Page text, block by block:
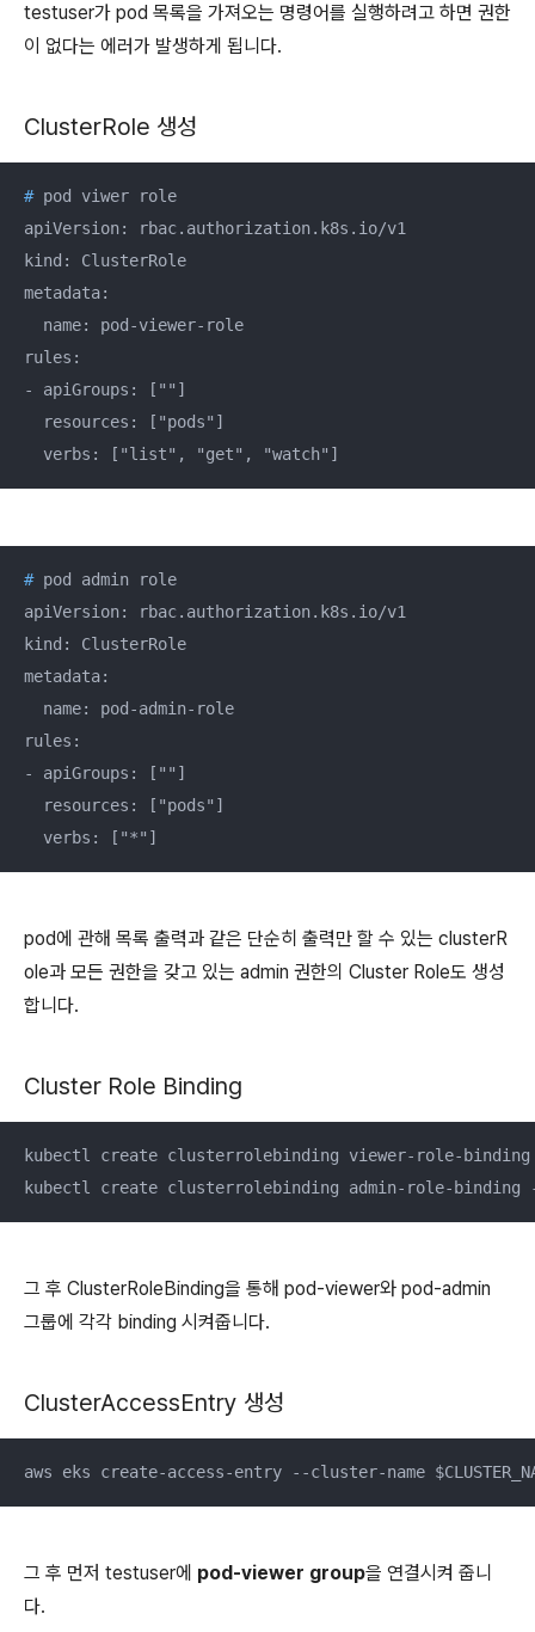
testuser가 pod 목록을 가져오는 명령어를 실행하려고 하면 권한
이 없다는 에러가 발생하게 됩니다.
ClusterRole 생성
# pod viwer role
apiVersion: rbac.authorization.k8s.io/v1
kind: ClusterRole
metadata:
  name: pod-viewer-role
rules:
- apiGroups: [""]
  resources: ["pods"]
  verbs: ["list", "get", "watch"]
# pod admin role
apiVersion: rbac.authorization.k8s.io/v1
kind: ClusterRole
metadata:
  name: pod-admin-role
rules:
- apiGroups: [""]
  resources: ["pods"]
  verbs: ["*"]
pod에 관해 목록 출력과 같은 단순히 출력만 할 수 있는 clusterR
ole과 모든 권한을 갖고 있는 admin 권한의 Cluster Role도 생성
합니다.
Cluster Role Binding
kubectl create clusterrolebinding viewer-role-
kubectl create clusterrolebinding admin-role-binding
그 후 ClusterRoleBinding을 통해 pod-viewer와 pod-admin
그룹에 각각 binding 시켜줍니다.
ClusterAccessEntry 생성
aws eks create-access-entry --cluster-name
그 후 먼저 testuser에 pod-viewer group을 연결시켜 줍니
다.